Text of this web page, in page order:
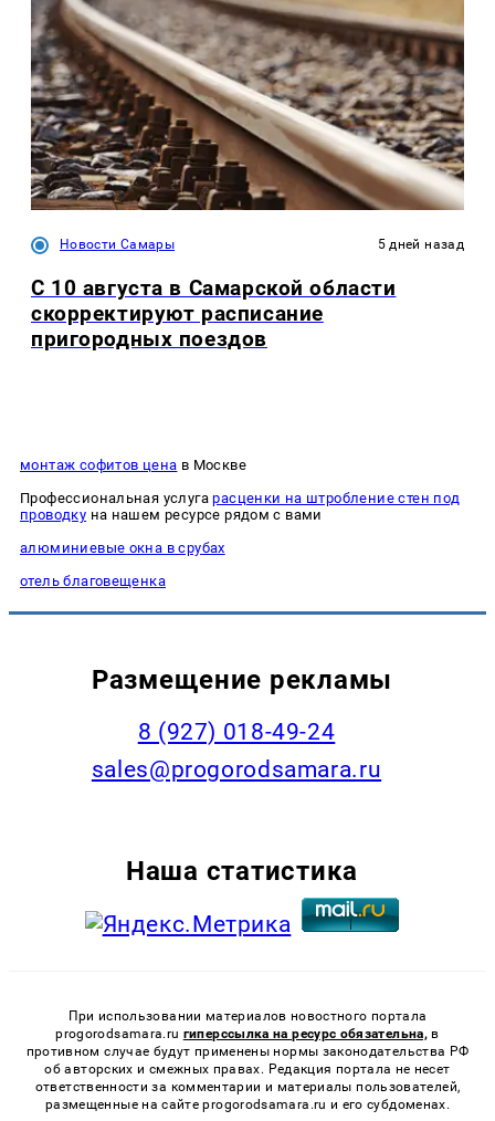
Новости Самары 5 дней назад
С 10 августа в Самарской области
скорректируют расписание
пригородных поездов
монтаж софитов цена в Москве
Профессиональная услугарасценки на штробление стен под
проводку на нашем ресурсе рядом с вами
алюминиевые окна в срубах
отель благовещенка
Размещение рекламы
8 (927) 018-49-24
sales@progorodsamara.ru
Наша статистика
При использовании материалов новостного портала
progorodsamara.ru гиперссылка на ресурс обязательна, в
противном случае будут применены нормы законодательства РФ
об авторских и смежных правах. Редакция портала не несет
ответственности за комментарии и материалы пользователей,
размещенные на сайте progorodsamara.ru и его субдоменах.